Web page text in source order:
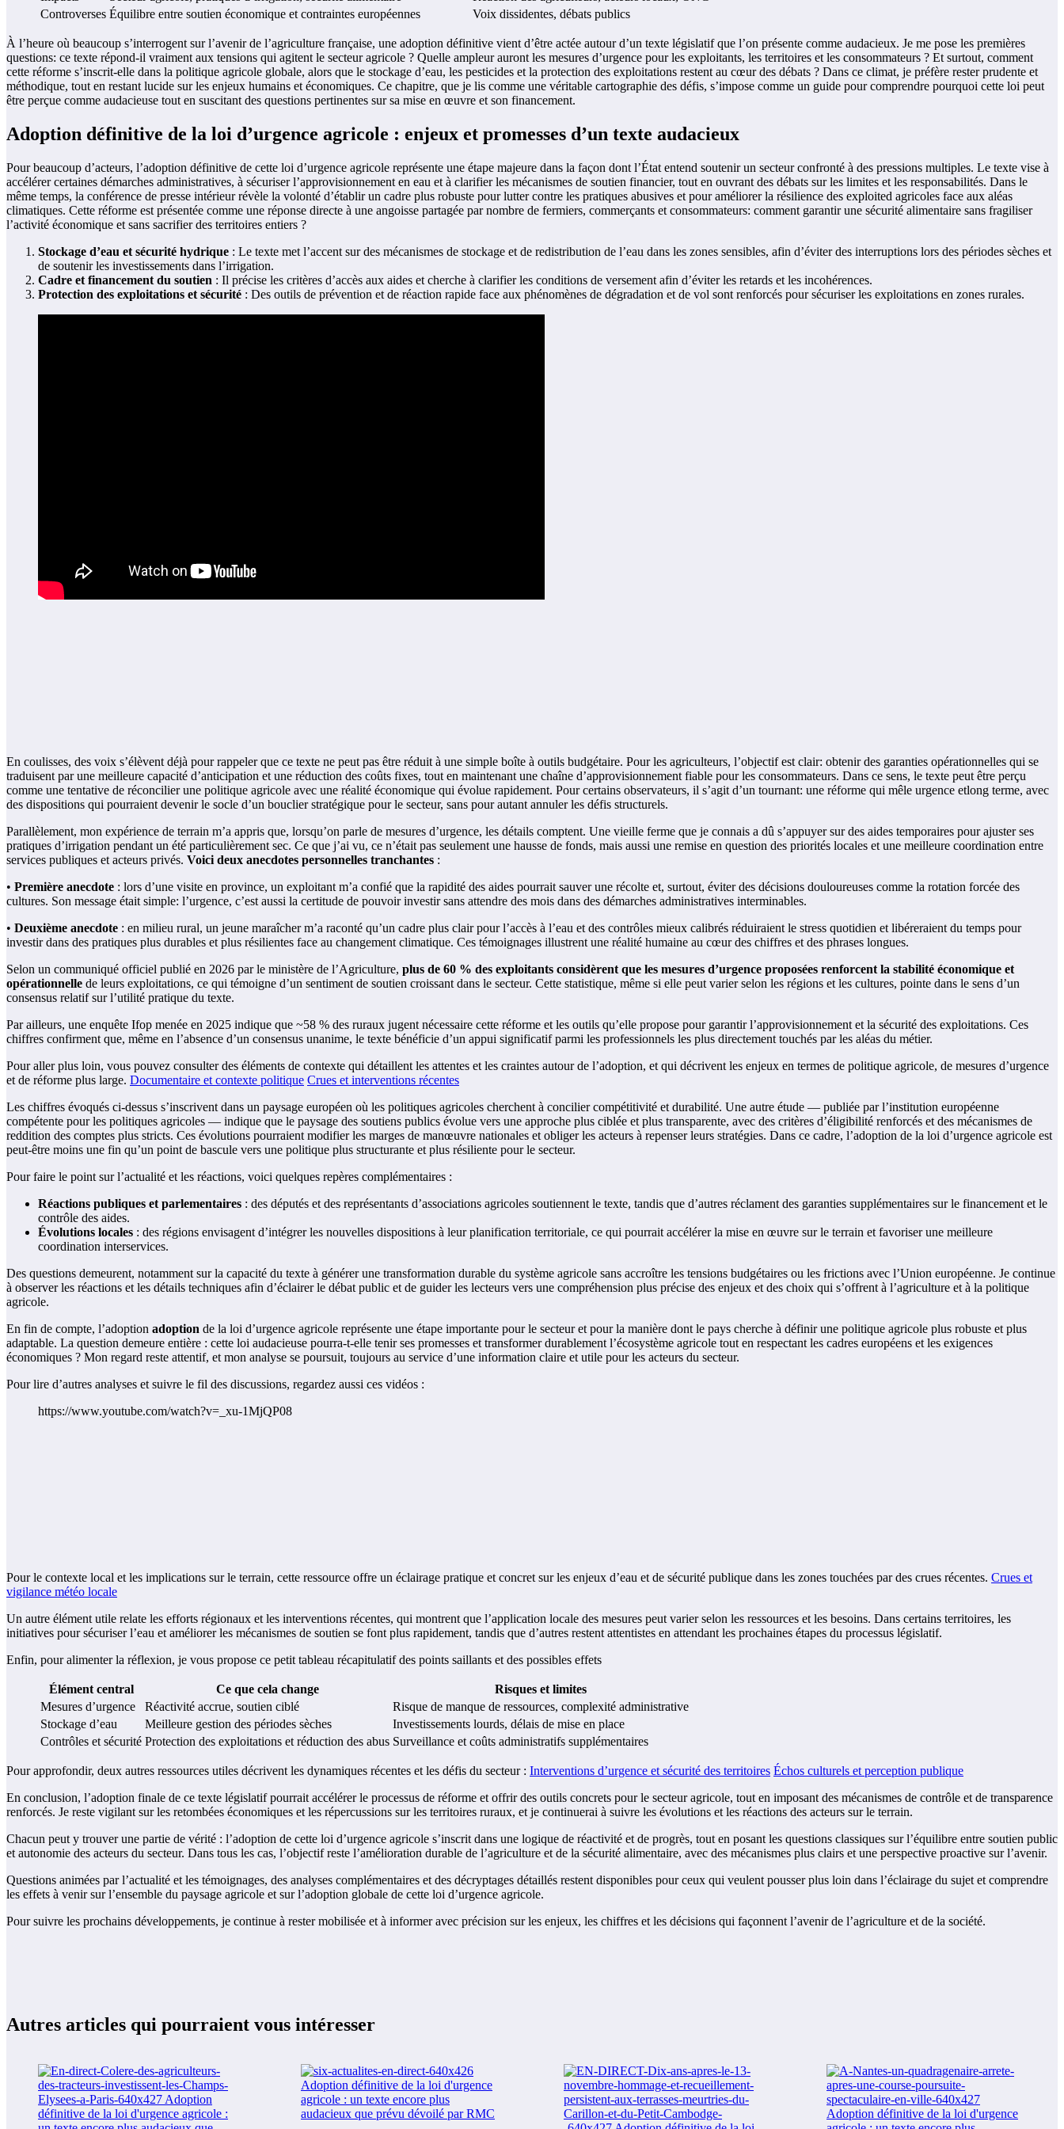
Controverses Équilibre entre soutien économique et contraintes européennes Voix dissidentes, débats publics
À l’heure où beaucoup s’interrogent sur l’avenir de l’agriculture française, une adoption définitive vient d’être actée autour d’un texte législatif que l’on présente comme audacieux. Je me pose les premières
questions: ce texte répond-il vraiment aux tensions qui agitent le secteur agricole ? Quelle ampleur auront les mesures d’urgence pour les exploitants, les territoires et les consommateurs ? Et surtout, comment
cette réforme s’inscrit-elle dans la politique agricole globale, alors que le stockage d’eau, les pesticides et la protection des exploitations restent au cœur des débats ? Dans ce climat, je préfère rester prudente et
méthodique, tout en restant lucide sur les enjeux humains et économiques. Ce chapitre, que je lis comme une véritable cartographie des défis, s’impose comme un guide pour comprendre pourquoi cette loi peut
être perçue comme audacieuse tout en suscitant des questions pertinentes sur sa mise en œuvre et son financement.
Adoption définitive de la loi d’urgence agricole : enjeux et promesses d’un texte audacieux
Pour beaucoup d’acteurs, l’adoption définitive de cette loi d’urgence agricole représente une étape majeure dans la façon dont l’État entend soutenir un secteur confronté à des pressions multiples. Le texte vise à
accélérer certaines démarches administratives, à sécuriser l’approvisionnement en eau et à clarifier les mécanismes de soutien financier, tout en ouvrant des débats sur les limites et les responsabilités. Dans le
même temps, la conférence de presse intérieur révèle la volonté d’établir un cadre plus robuste pour lutter contre les pratiques abusives et pour améliorer la résilience des exploited agricoles face aux aléas
climatiques. Cette réforme est présentée comme une réponse directe à une angoisse partagée par nombre de fermiers, commerçants et consommateurs: comment garantir une sécurité alimentaire sans fragiliser
l’activité économique et sans sacrifier des territoires entiers ?
Stockage d’eau et sécurité hydrique : Le texte met l’accent sur des mécanismes de stockage et de redistribution de l’eau dans les zones sensibles, afin d’éviter des interruptions lors des périodes sèches et
de soutenir les investissements dans l’irrigation.
Cadre et financement du soutien : Il précise les critères d’accès aux aides et cherche à clarifier les conditions de versement afin d’éviter les retards et les incohérences.
Protection des exploitations et sécurité : Des outils de prévention et de réaction rapide face aux phénomènes de dégradation et de vol sont renforcés pour sécuriser les exploitations en zones rurales.
En coulisses, des voix s’élèvent déjà pour rappeler que ce texte ne peut pas être réduit à une simple boîte à outils budgétaire. Pour les agriculteurs, l’objectif est clair: obtenir des garanties opérationnelles qui se
traduisent par une meilleure capacité d’anticipation et une réduction des coûts fixes, tout en maintenant une chaîne d’approvisionnement fiable pour les consommateurs. Dans ce sens, le texte peut être perçu
comme une tentative de réconcilier une politique agricole avec une réalité économique qui évolue rapidement. Pour certains observateurs, il s’agit d’un tournant: une réforme qui mêle urgence etlong terme, avec
des dispositions qui pourraient devenir le socle d’un bouclier stratégique pour le secteur, sans pour autant annuler les défis structurels.
Parallèlement, mon expérience de terrain m’a appris que, lorsqu’on parle de mesures d’urgence, les détails comptent. Une vieille ferme que je connais a dû s’appuyer sur des aides temporaires pour ajuster ses
pratiques d’irrigation pendant un été particulièrement sec. Ce que j’ai vu, ce n’était pas seulement une hausse de fonds, mais aussi une remise en question des priorités locales et une meilleure coordination entre
services publiques et acteurs privés. Voici deux anecdotes personnelles tranchantes :
• Première anecdote : lors d’une visite en province, un exploitant m’a confié que la rapidité des aides pourrait sauver une récolte et, surtout, éviter des décisions douloureuses comme la rotation forcée des
cultures. Son message était simple: l’urgence, c’est aussi la certitude de pouvoir investir sans attendre des mois dans des démarches administratives interminables.
• Deuxième anecdote : en milieu rural, un jeune maraîcher m’a raconté qu’un cadre plus clair pour l’accès à l’eau et des contrôles mieux calibrés réduiraient le stress quotidien et libéreraient du temps pour
investir dans des pratiques plus durables et plus résilientes face au changement climatique. Ces témoignages illustrent une réalité humaine au cœur des chiffres et des phrases longues.
Selon un communiqué officiel publié en 2026 par le ministère de l’Agriculture, plus de 60 % des exploitants considèrent que les mesures d’urgence proposées renforcent la stabilité économique et
opérationnelle de leurs exploitations, ce qui témoigne d’un sentiment de soutien croissant dans le secteur. Cette statistique, même si elle peut varier selon les régions et les cultures, pointe dans le sens d’un
consensus relatif sur l’utilité pratique du texte.
Par ailleurs, une enquête Ifop menée en 2025 indique que ~58 % des ruraux jugent nécessaire cette réforme et les outils qu’elle propose pour garantir l’approvisionnement et la sécurité des exploitations. Ces
chiffres confirment que, même en l’absence d’un consensus unanime, le texte bénéficie d’un appui significatif parmi les professionnels les plus directement touchés par les aléas du métier.
Pour aller plus loin, vous pouvez consulter des éléments de contexte qui détaillent les attentes et les craintes autour de l’adoption, et qui décrivent les enjeux en termes de politique agricole, de mesures d’urgence
et de réforme plus large. Documentaire et contexte politique Crues et interventions récentes
Les chiffres évoqués ci-dessus s’inscrivent dans un paysage européen où les politiques agricoles cherchent à concilier compétitivité et durabilité. Une autre étude — publiée par l’institution européenne
compétente pour les politiques agricoles — indique que le paysage des soutiens publics évolue vers une approche plus ciblée et plus transparente, avec des critères d’éligibilité renforcés et des mécanismes de
reddition des comptes plus stricts. Ces évolutions pourraient modifier les marges de manœuvre nationales et obliger les acteurs à repenser leurs stratégies. Dans ce cadre, l’adoption de la loi d’urgence agricole est
peut-être moins une fin qu’un point de bascule vers une politique plus structurante et plus résiliente pour le secteur.
Pour faire le point sur l’actualité et les réactions, voici quelques repères complémentaires :
Réactions publiques et parlementaires : des députés et des représentants d’associations agricoles soutiennent le texte, tandis que d’autres réclament des garanties supplémentaires sur le financement et le
contrôle des aides.
Évolutions locales : des régions envisagent d’intégrer les nouvelles dispositions à leur planification territoriale, ce qui pourrait accélérer la mise en œuvre sur le terrain et favoriser une meilleure
coordination interservices.
Des questions demeurent, notamment sur la capacité du texte à générer une transformation durable du système agricole sans accroître les tensions budgétaires ou les frictions avec l’Union européenne. Je continue
à observer les réactions et les détails techniques afin d’éclairer le débat public et de guider les lecteurs vers une compréhension plus précise des enjeux et des choix qui s’offrent à l’agriculture et à la politique
agricole.
En fin de compte, l’adoption adoption de la loi d’urgence agricole représente une étape importante pour le secteur et pour la manière dont le pays cherche à définir une politique agricole plus robuste et plus
adaptable. La question demeure entière : cette loi audacieuse pourra-t-elle tenir ses promesses et transformer durablement l’écosystème agricole tout en respectant les cadres européens et les exigences
économiques ? Mon regard reste attentif, et mon analyse se poursuit, toujours au service d’une information claire et utile pour les acteurs du secteur.
Pour lire d’autres analyses et suivre le fil des discussions, regardez aussi ces vidéos :
https://www.youtube.com/watch?v=_xu-1MjQP08
Pour le contexte local et les implications sur le terrain, cette ressource offre un éclairage pratique et concret sur les enjeux d’eau et de sécurité publique dans les zones touchées par des crues récentes. Crues et
vigilance météo locale
Un autre élément utile relate les efforts régionaux et les interventions récentes, qui montrent que l’application locale des mesures peut varier selon les ressources et les besoins. Dans certains territoires, les
initiatives pour sécuriser l’eau et améliorer les mécanismes de soutien se font plus rapidement, tandis que d’autres restent attentistes en attendant les prochaines étapes du processus législatif.
Enfin, pour alimenter la réflexion, je vous propose ce petit tableau récapitulatif des points saillants et des possibles effets
Élément central Ce que cela change
Risques et limites
Mesures d’urgence
Réactivité accrue, soutien ciblé
Risque de manque de ressources, complexité administrative
Stockage d’eau
Meilleure gestion des périodes sèches
Investissements lourds, délais de mise en place
Contrôles et sécurité Protection des exploitations et réduction des abus Surveillance et coûts administratifs supplémentaires
Pour approfondir, deux autres ressources utiles décrivent les dynamiques récentes et les défis du secteur : Interventions d’urgence et sécurité des territoires Échos culturels et perception publique
En conclusion, l’adoption finale de ce texte législatif pourrait accélérer le processus de réforme et offrir des outils concrets pour le secteur agricole, tout en imposant des mécanismes de contrôle et de transparence
renforcés. Je reste vigilant sur les retombées économiques et les répercussions sur les territoires ruraux, et je continuerai à suivre les évolutions et les réactions des acteurs sur le terrain.
Chacun peut y trouver une partie de vérité : l’adoption de cette loi d’urgence agricole s’inscrit dans une logique de réactivité et de progrès, tout en posant les questions classiques sur l’équilibre entre soutien public
et autonomie des acteurs du secteur. Dans tous les cas, l’objectif reste l’amélioration durable de l’agriculture et de la sécurité alimentaire, avec des mécanismes plus clairs et une perspective proactive sur l’avenir.
Questions animées par l’actualité et les témoignages, des analyses complémentaires et des décryptages détaillés restent disponibles pour ceux qui veulent pousser plus loin dans l’éclairage du sujet et comprendre
les effets à venir sur l’ensemble du paysage agricole et sur l’adoption globale de cette loi d’urgence agricole.
Pour suivre les prochains développements, je continue à rester mobilisée et à informer avec précision sur les enjeux, les chiffres et les décisions qui façonnent l’avenir de l’agriculture et de la société.
Autres articles qui pourraient vous intéresser